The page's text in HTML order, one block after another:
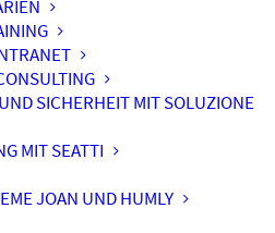
SICHERHEIT MIT SOLUZIONE
MIT SEATTI
JOAN UND HUMLY